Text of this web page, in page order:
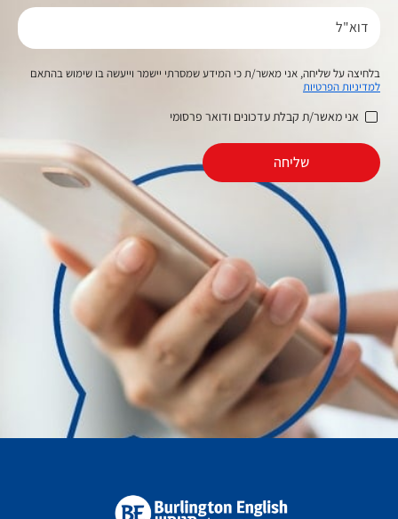
דוא"ל
בלחיצה על שליחה, אני מאשר/ת כי המידע שמסרתי יישמר וייעשה בו שימוש בהתאם
למדיניות הפרטיות
אני מאשר/ת קבלת עדכונים ודואר פרסומי
שליחה